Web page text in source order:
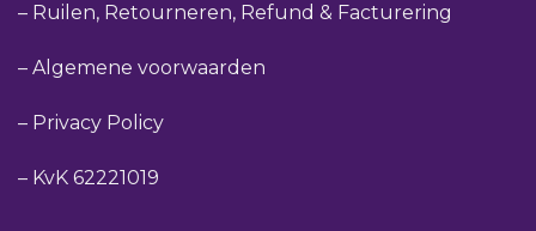
– Ruilen, Retourneren, Refund & Facturering
– Algemene voorwaarden
– Privacy Policy
– KvK 62221019